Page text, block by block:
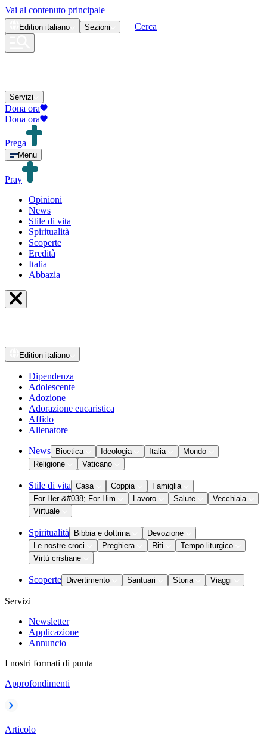
Vai al contenuto principale
Edition italiano Sezioni Cerca
Servizi
Dona ora
Dona ora
Prega
Menu
Pray
Opinioni
News
Stile di vita
Spiritualità
Scoperte
Eredità
Italia
Abbazia
Edition italiano
Dipendenza
Adolescente
Adozione
Adorazione eucaristica
Affido
Allenatore
News Bioetica Ideologia Italia
Mondo
Religione
Vaticano
Stile di vita Casa Coppia
Famiglia
For Her &#038; For Him
Lavoro Salute
Vecchiaia
Virtuale
Spiritualità Bibbia e dottrina
Devozione
Le nostre croci
Preghiera Riti
Tempo liturgico
Virtù cristiane
Scoperte Divertimento Santuari Storia Viaggi
Servizi
Newsletter
Applicazione
Annuncio
I nostri formati di punta
Approfondimenti
Articolo